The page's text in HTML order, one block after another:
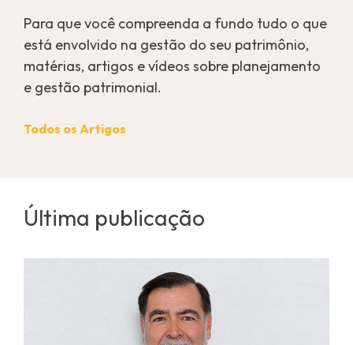
Para que você compreenda a fundo tudo o que
está envolvido na gestão do seu patrimônio,
matérias, artigos e vídeos sobre planejamento
e gestão patrimonial.
Todos os Artigos
Última publicação